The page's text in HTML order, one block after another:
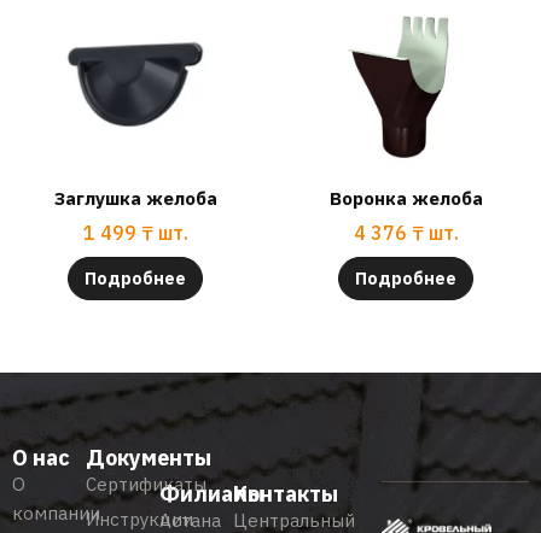
Заглушка желоба
1 499 ₸ шт.
Подробнее
Воронка желоба
4 376 ₸ шт.
Подробнее
О нас
О
компании
Документы
Сертификаты
Инструкции
Филиалы
Астана
Контакты
Центральный